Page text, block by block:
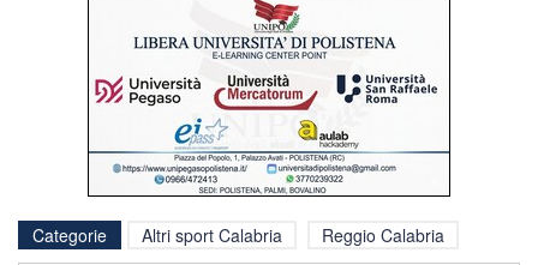
Categorie Altri sport Calabria Reggio Calabria